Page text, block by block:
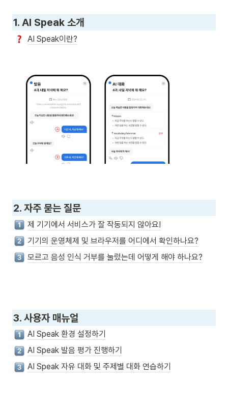
1. AI Speak 소개
AI Speak이란?
2. 자주 묻는 질문
제 기기에서 서비스가 잘 작동되지 않아요!
기기의 운영체제 및 브라우저를 어디에서 확인하나요?
모르고 음성 인식 거부를 눌렀는데 어떻게 해야 하나요?
3. 사용자 매뉴얼
AI Speak 환경 설정하기
AI Speak 발음 평가 진행하기
AI Speak 자유 대화 및 주제별 대화 연습하기